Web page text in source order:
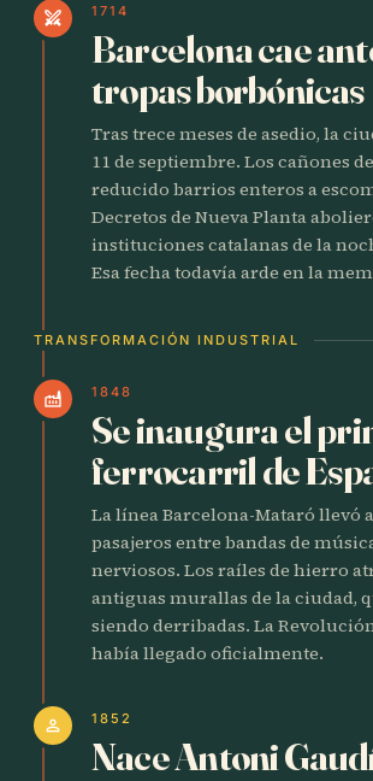
swords 1714
Barcelona cae
tropas borbónicas
Tras trece meses de asedio, la
11 de septiembre. Los cañones
reducido barrios enteros a
Decretos de Nueva Planta
instituciones catalanas de la
Esa fecha todavía arde en la
TRANSFORMACIÓN INDUSTRIAL
factory 1848
Se inaugura el
ferrocarril de
La línea Barcelona-Mataró llevó
pasajeros entre bandas de
nerviosos. Los raíles de hierro
antiguas murallas de la ciudad,
siendo derribadas. La
había llegado oficialmente.
person 1852
Nace Antoni